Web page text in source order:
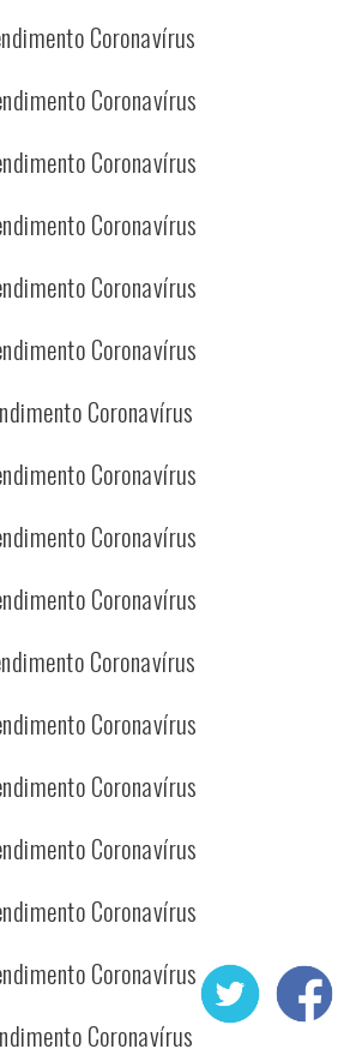
Coronavírus
Coronavírus
Coronavírus
Coronavírus
Coronavírus
Coronavírus
Coronavírus
Coronavírus
Coronavírus
Coronavírus
Coronavírus
Coronavírus
Coronavírus
Coronavírus
Coronavírus
Coronavírus
Coronavírus